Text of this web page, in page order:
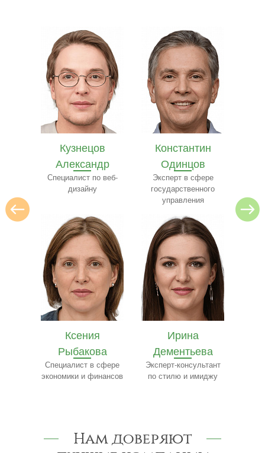
Константин
Одинцов
Эксперт в сфере
государственного
Ирина
Дементьева
Эксперт-консультант
по стилю и имиджу
Илья Лебедев
Эксперт по
архитектуре
Ярослав
Бобылёв
Эксперт по пищевому
производству
Нам доверяют